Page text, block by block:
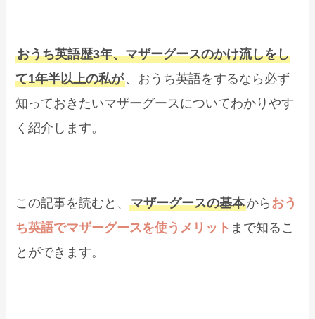
おうち英語歴3年、マザーグースのかけ流しをし
て1年半以上の私が、おうち英語をするなら必ず
知っておきたいマザーグースについてわかりやす
く紹介します。
この記事を読むと、マザーグースの基本から おう
ち英語でマザーグースを使うメリット まで知るこ
とができます。